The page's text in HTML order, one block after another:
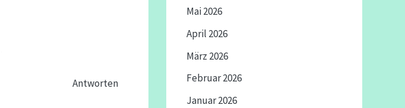
Antworten
Mai 2026
April 2026
März 2026
Februar 2026
Januar 2026